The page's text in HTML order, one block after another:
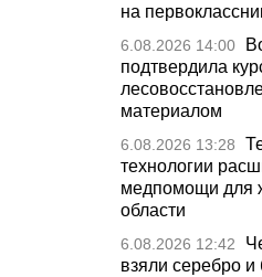
на
6.08.2026 14:00
подтвердила
материалом
6.08.2026 13:28
технологии
медпомощи для
области
6.08.2026 12:42
взяли серебро